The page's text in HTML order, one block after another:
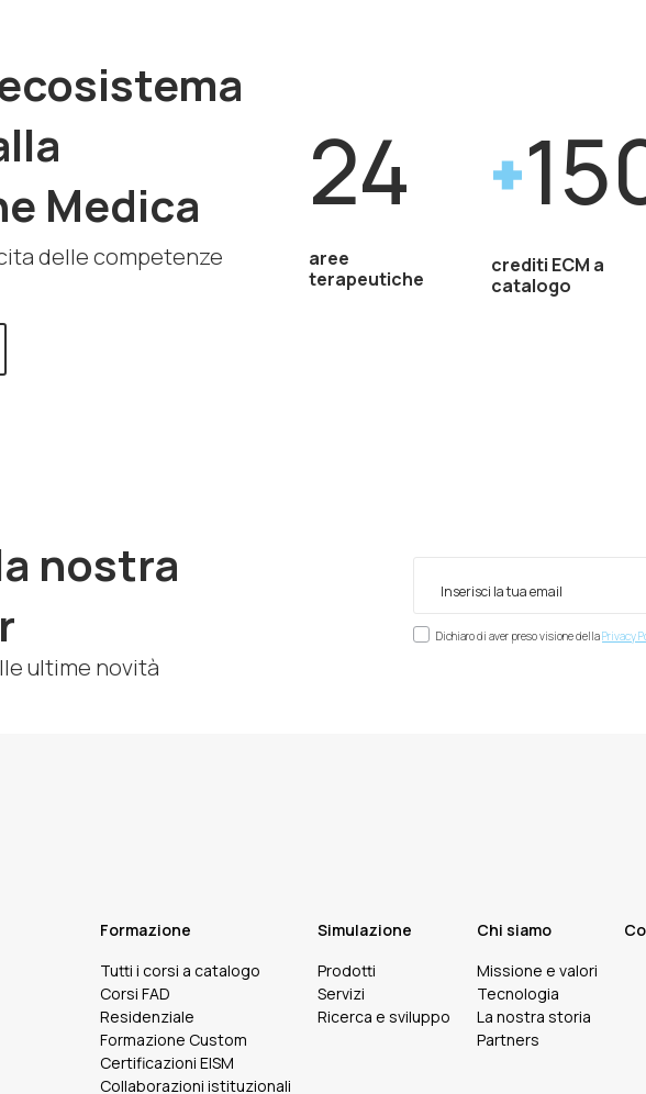
Medica
delle competenze
24
aree
terapeutiche
crediti ECM a
catalogo
nostra
ultime novità
Dichiaro di aver preso visione dellaPrivacy
Formazione
Tutti i corsi a catalogo
Corsi FAD
Residenziale
Formazione Custom
Certificazioni EISM
Collaborazioni istituzionali
Simulazione
Prodotti
Servizi
Ricerca e sviluppo
Chi siamo
Missione e valori
Tecnologia
La nostra storia
Partners